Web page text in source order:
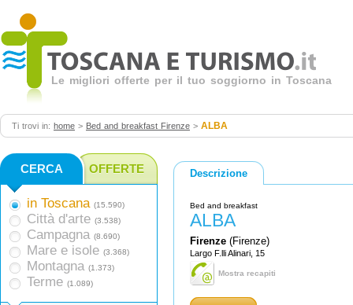
Le migliori offerte per il tuo soggiorno in Toscana
Ti trovi in: home > Bed and breakfast Firenze > ALBA
Descrizione
Bed and breakfast
ALBA
Firenze (Firenze)
Largo F.lli Alinari, 15
Mostra recapiti
CERCA OFFERTE
in Toscana (15.590)
Città d'arte (3.538)
Campagna (8.690)
Mare e isole (3.368)
Montagna (1.373)
Terme (1.089)